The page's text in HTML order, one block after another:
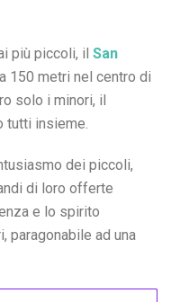
più piccoli, il San
150 metri nel centro di
solo i minori, il
tutti insieme.
dei piccoli,
di loro offerte
e lo spirito
paragonabile ad una